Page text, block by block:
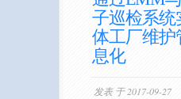
子巡检系统
体工厂维护
息化
发表 于 2017-09-27